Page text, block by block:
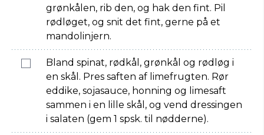
grønkålen, rib den, og hak den fint. Pil
rødløget, og snit det fint, gerne på et
mandolinjern.
Bland spinat, rødkål, grønkål og rødløg i
en skål. Pres saften af limefrugten. Rør
eddike, sojasauce, honning og limesaft
sammen i en lille skål, og vend dressingen
i salaten (gem 1 spsk. til nødderne).